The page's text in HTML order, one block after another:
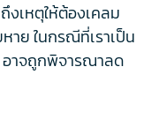
งเหตุให้ต้องเคลม
าย ในกรณีที่เราเป็น
อาจถูกพิจารณาลด